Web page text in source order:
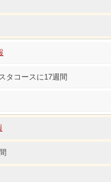
タコースに17週間